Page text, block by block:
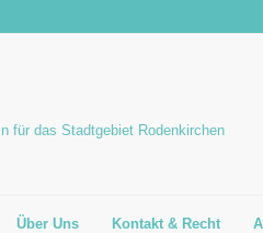
Über Uns Kontakt & Recht